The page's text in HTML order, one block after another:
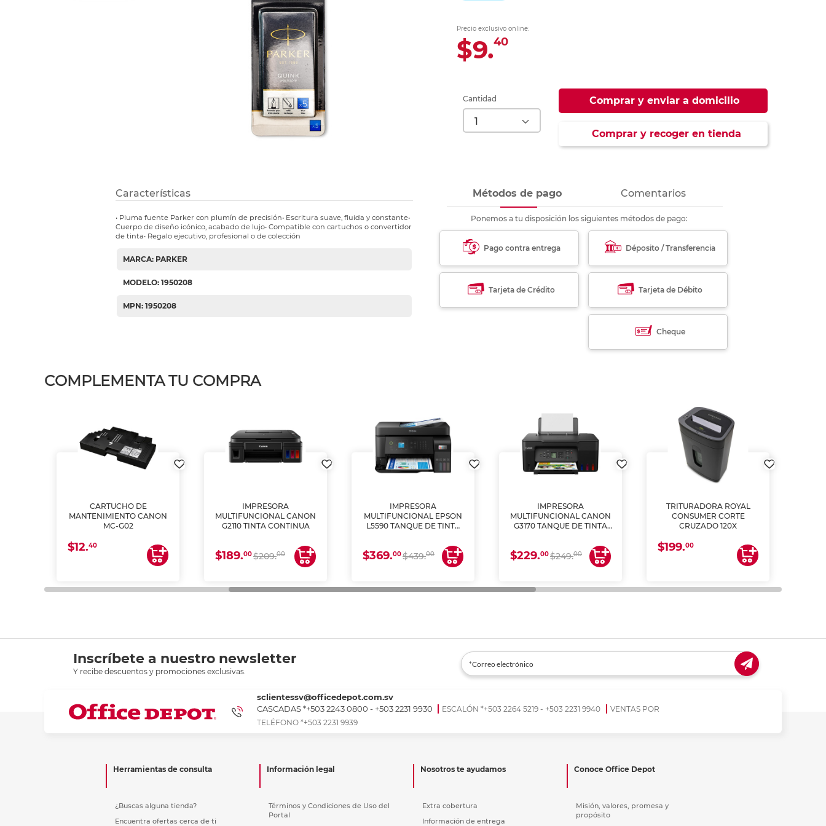
Ver más
Refuerzos para carpeta
Ver más
Ver más
Precio exclusivo online:
$9.40
Cantidad Comprar y enviar a domicilio
Comprar y recoger en tienda
Características
• Pluma fuente Parker con plumín de precisión• Escritura suave, fluida y constante•
Cuerpo de diseño icónico, acabado de lujo• Compatible con cartuchos o convertidor
de tinta• Regalo ejecutivo, profesional o de colección
MARCA: PARKER
MODELO: 1950208
MPN: 1950208
Métodos de pago Comentarios
Ponemos a tu disposición los siguientes métodos de pago:
Pago contra entrega Déposito / Transferencia
Tarjeta de Crédito Tarjeta de Débito
Cheque
COMPLEMENTA TU COMPRA
CARTUCHO DE
MANTENIMIENTO CANON
MC-G02
$12.40
IMPRESORA
MULTIFUNCIONAL CANON
G2110 TINTA CONTINUA
$189.00$209.00
IMPRESORA
MULTIFUNCIONAL EPSON
L5590 TANQUE DE TINTA
$369.00$439.00
IMPRESORA
MULTIFUNCIONAL CANON
G3170 TANQUE DE TINTA
$229.00$249.00
TRITURADORA ROYAL
CONSUMER CORTE
CRUZADO 120X
$199.00
Inscríbete a nuestro newsletter
Y recibe descuentos y promociones exclusivas.
sclientessv@officedepot.com.sv
CASCADAS *+503 2243 0800 - +503 2231 9930
ESCALÓN *+503 2264 5219 - +503 2231 9940
VENTAS POR
TELÉFONO *+503 2231 9939
Herramientas de consulta
¿Buscas alguna tienda?
Encuentra ofertas cerca de ti
Información legal
Términos y Condiciones de Uso del
Portal
Nosotros te ayudamos
Extra cobertura
Información de entrega
Conoce Office Depot
Misión, valores, promesa y
propósito